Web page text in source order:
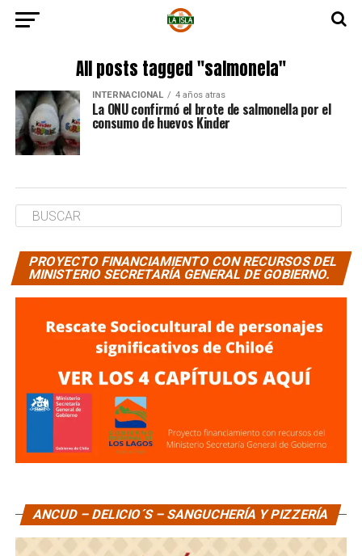
All posts tagged "salmonela"
INTERNACIONAL 4 años atras
La ONU confirmó el brote de salmonella por el
consumo de huevos Kinder
PROYECTO FINANCIAMIENTO CON RECURSOS DEL
MINISTERIO SECRETARÍA GENERAL DE GOBIERNO.
ANCUD – DELICIO´S – SANGUCHERÍA Y PIZZERÍA